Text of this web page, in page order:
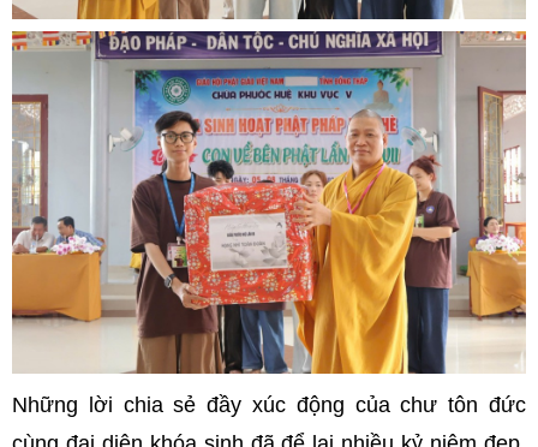
Những lời chia sẻ đầy xúc động của chư tôn đức